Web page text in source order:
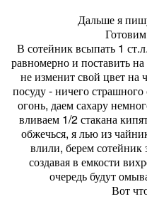
Дальше я
В сотейник всыпать 1
равномерно и поставить
не изменит свой цвет на
посуду - ничего
огонь, даем сахару
вливаем 1/2 стакана
обжечься, я лью из
влили, берем сотейник
создавая в емкости
очередь будут
Вот